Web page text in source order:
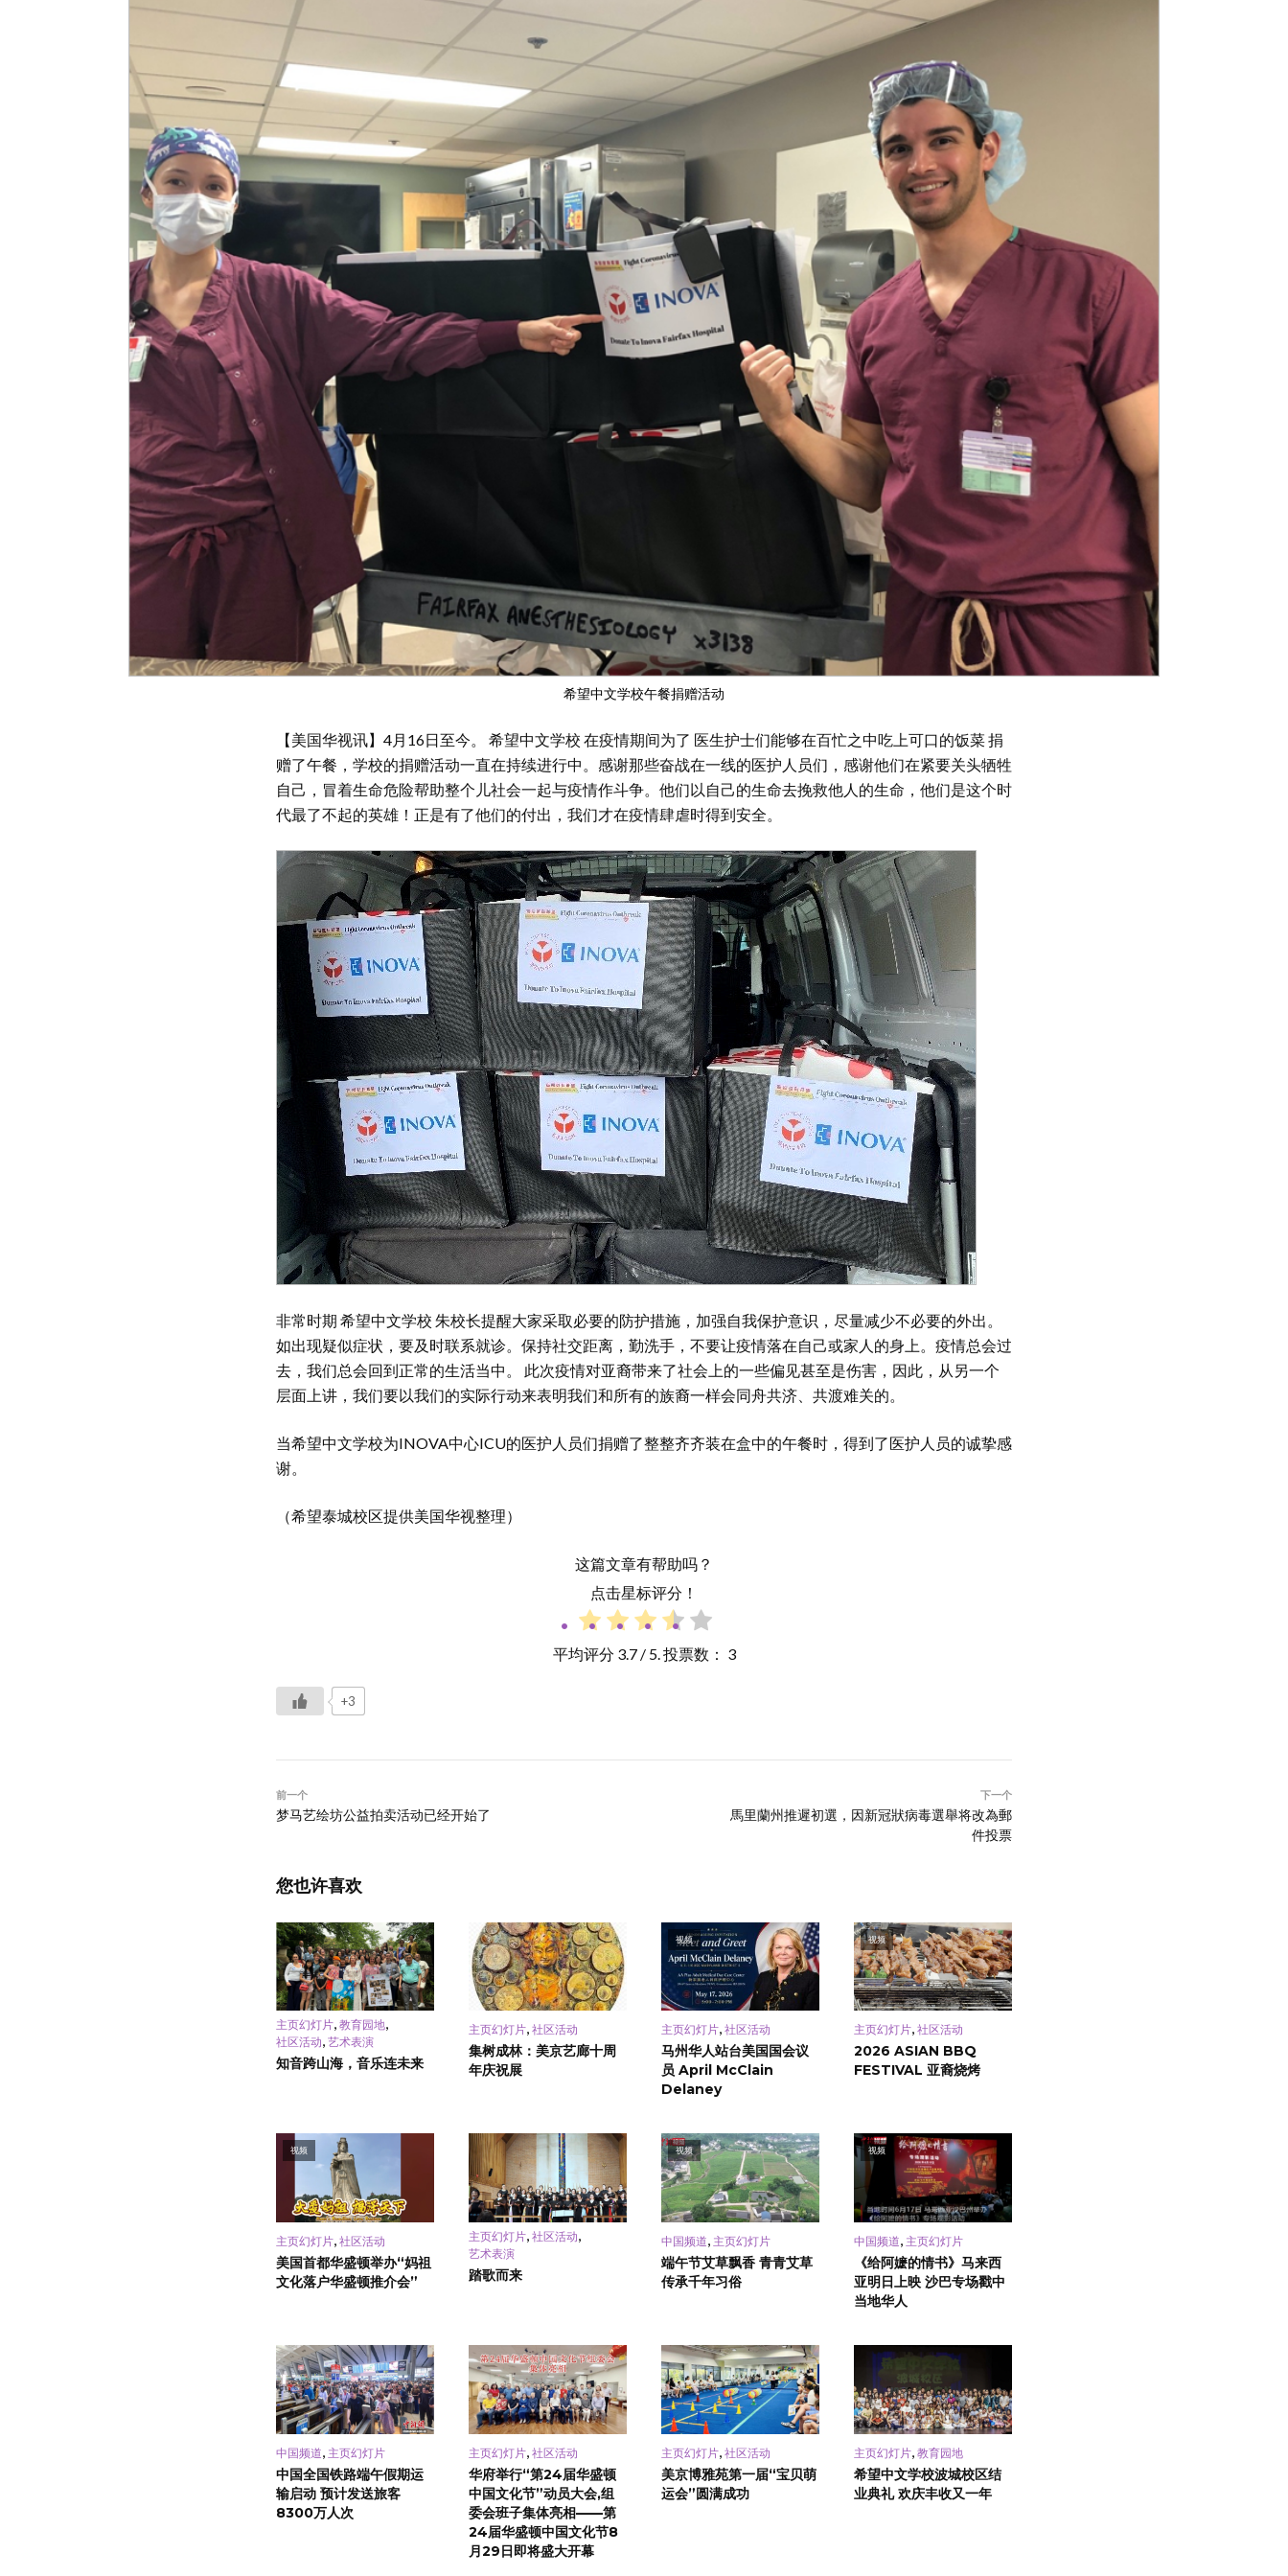
希望中文学校午餐捐赠活动
【美国华视讯】4月16日至今。 希望中文学校 在疫情期间为了 医生护士们能够在百忙之中吃上可口的饭菜 捐
赠了午餐，学校的捐赠活动一直在持续进行中。感谢那些奋战在一线的医护人员们，感谢他们在紧要关头牺牲
自己，冒着生命危险帮助整个儿社会一起与疫情作斗争。他们以自己的生命去挽救他人的生命，他们是这个时
代最了不起的英雄！正是有了他们的付出，我们才在疫情肆虐时得到安全。
非常时期 希望中文学校 朱校长提醒大家采取必要的防护措施，加强自我保护意识，尽量减少不必要的外出。
如出现疑似症状，要及时联系就诊。保持社交距离，勤洗手，不要让疫情落在自己或家人的身上。疫情总会过
去，我们总会回到正常的生活当中。 此次疫情对亚裔带来了社会上的一些偏见甚至是伤害，因此，从另一个
层面上讲，我们要以我们的实际行动来表明我们和所有的族裔一样会同舟共济、共渡难关的。
当希望中文学校为INOVA中心ICU的医护人员们捐赠了整整齐齐装在盒中的午餐时，得到了医护人员的诚挚感
谢。
（希望泰城校区提供美国华视整理）
这篇文章有帮助吗？
点击星标评分！
平均评分 3.7/ 5. 投票数： 3
+3
前一个
梦马艺绘坊公益拍卖活动已经开始了
下一个
馬里蘭州推遲初選，因新冠狀病毒選舉将改為郵
件投票
您也许喜欢
主页幻灯片, 教育园地,
社区活动, 艺术表演
知音跨山海，音乐连未来
主页幻灯片, 社区活动
集树成林：美京艺廊十周
年庆祝展
视频
主页幻灯片, 社区活动
马州华人站台美国国会议
员 April McClain
Delaney
视频
主页幻灯片, 社区活动
2026 ASIAN BBQ
FESTIVAL 亚裔烧烤
视频
主页幻灯片, 社区活动
美国首都华盛顿举办“妈祖
文化落户华盛顿推介会”
主页幻灯片, 社区活动,
艺术表演
踏歌而来
视频
中国频道, 主页幻灯片
端午节艾草飘香 青青艾草
传承千年习俗
视频
中国频道, 主页幻灯片
《给阿嬷的情书》马来西
亚明日上映 沙巴专场戳中
当地华人
中国频道, 主页幻灯片
中国全国铁路端午假期运
输启动 预计发送旅客
8300万人次
主页幻灯片, 社区活动
华府举行“第24届华盛顿
中国文化节”动员大会,组
委会班子集体亮相——第
24届华盛顿中国文化节8
月29日即将盛大开幕
主页幻灯片, 社区活动
美京博雅苑第一届“宝贝萌
运会”圆满成功
主页幻灯片, 教育园地
希望中文学校波城校区结
业典礼 欢庆丰收又一年